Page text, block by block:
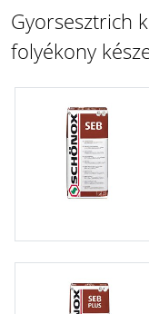
Gyorsesztrich
folyékony